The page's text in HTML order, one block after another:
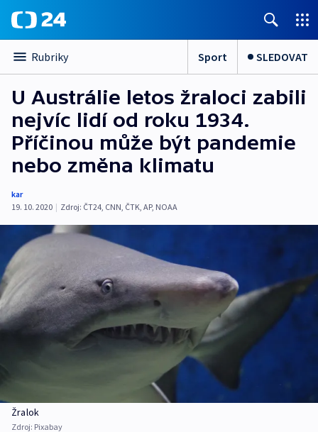
Rubriky Sport SLEDOVAT
U Austrálie letos žraloci zabili
nejvíc lidí od roku 1934.
Příčinou může být pandemie
nebo změna klimatu
kar
19. 10. 2020 | Zdroj: ČT24, CNN, ČTK, AP, NOAA
Žralok
Zdroj: Pixabay